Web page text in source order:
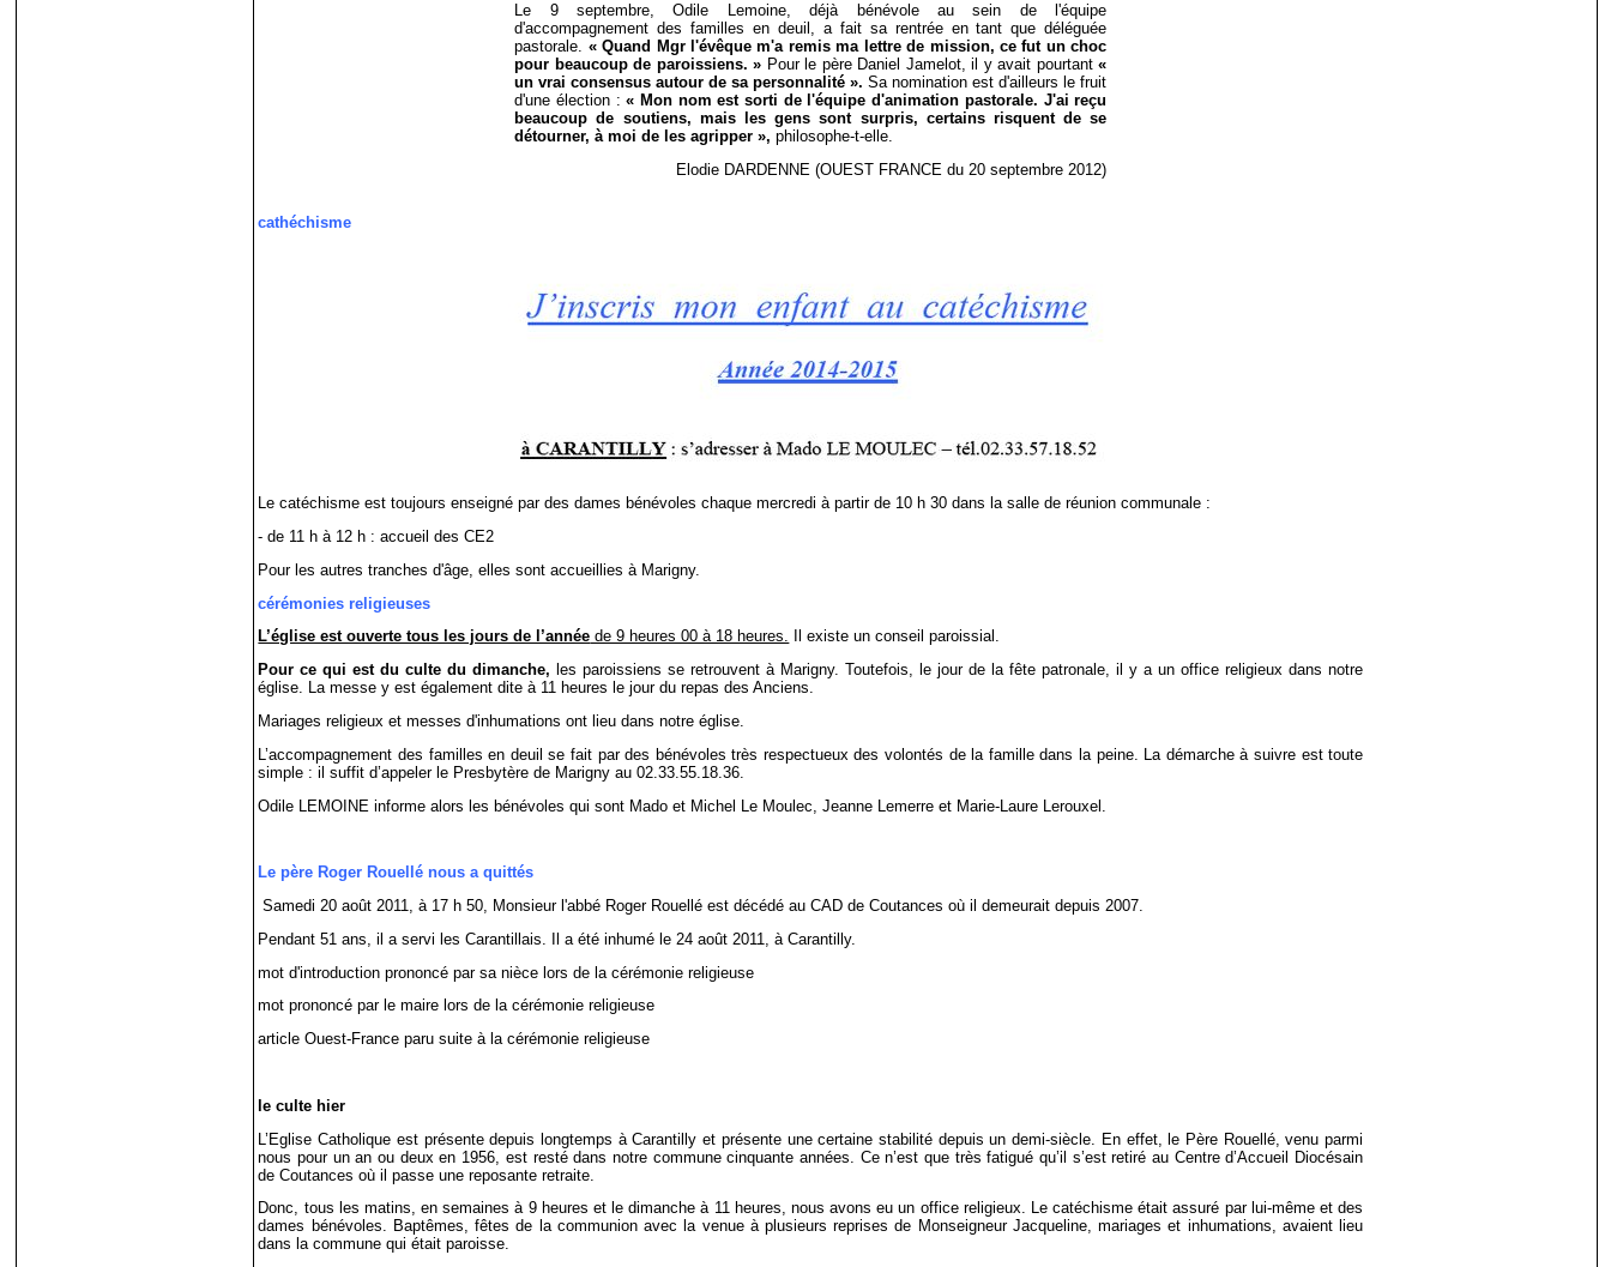
Le 9 septembre, Odile Lemoine, déjà bénévole au sein de l'équipe
d'accompagnement des familles en deuil, a fait sa rentrée en tant que déléguée
pastorale. « Quand Mgr l'évêque m'a remis ma lettre de mission, ce fut un choc
pour beaucoup de paroissiens. » Pour le père Daniel Jamelot, il y avait pourtant«
un vrai consensus autour de sa personnalité ». Sa nomination est d'ailleurs le fruit
d'une élection :« Mon nom est sorti de l'équipe d'animation pastorale. J'ai reçu
beaucoup de soutiens, mais les gens sont surpris, certains risquent de se
détourner, à moi de les agripper », philosophe-t-elle.
Elodie DARDENNE (OUEST FRANCE du 20 septembre 2012)
cathéchisme
Le catéchisme est toujours enseigné par des dames bénévoles chaque mercredi à partir de 10 h 30 dans la salle de réunion communale :
- de 11 h à 12 h : accueil des CE2
Pour les autres tranches d'âge, elles sont accueillies à Marigny.
cérémonies religieuses
L’église est ouverte tous les jours de l’année de 9 heures 00 à 18 heures. Il existe un conseil paroissial.
Pour ce qui est du culte du dimanche, les paroissiens se retrouvent à Marigny. Toutefois, le jour de la fête patronale, il y a un office religieux dans notre
église. La messe y est également dite à 11 heures le jour du repas des Anciens.
Mariages religieux et messes d'inhumations ont lieu dans notre église.
L’accompagnement des familles en deuil se fait par des bénévoles très respectueux des volontés de la famille dans la peine. La démarche à suivre est toute
simple : il suffit d’appeler le Presbytère de Marigny au 02.33.55.18.36.
Odile LEMOINE informe alors les bénévoles qui sont Mado et Michel Le Moulec, Jeanne Lemerre et Marie-Laure Lerouxel.
Le père Roger Rouellé nous a quittés
Samedi 20 août 2011, à 17 h 50, Monsieur l'abbé Roger Rouellé est décédé au CAD de Coutances où il demeurait depuis 2007.
Pendant 51 ans, il a servi les Carantillais. Il a été inhumé le 24 août 2011, à Carantilly.
mot d'introduction prononcé par sa nièce lors de la cérémonie religieuse
mot prononcé par le maire lors de la cérémonie religieuse
article Ouest-France paru suite à la cérémonie religieuse
le culte hier
L’Eglise Catholique est présente depuis longtemps à Carantilly et présente une certaine stabilité depuis un demi-siècle.
En effet, le Père Rouellé, venu parmi
nous pour un an ou deux en 1956, est resté dans notre commune cinquante années. Ce n’est que très fatigué qu’il s’est retiréau Centre d’Accueil Diocésain
de Coutances où il passe une reposante retraite.
Donc, tous les matins, en semaines à 9 heures et le dimanche à 11 heures, nous avons eu un office religieux. Le catéchisme était assuré par lui-même et des
dames bénévoles. Baptêmes, fêtes de la communion avec la venue à plusieurs reprises de Monseigneur Jacqueline, mariages et inhumations, avaient lieu
dans la commune qui était paroisse.